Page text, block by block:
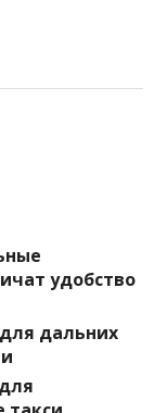
удобство
дальних